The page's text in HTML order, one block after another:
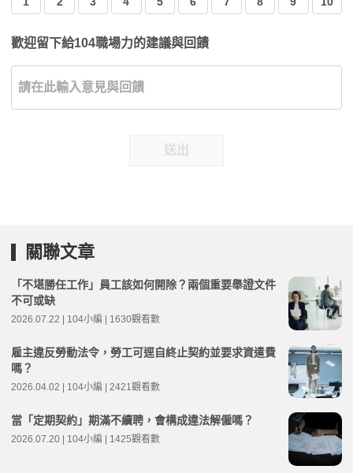
歡迎留下給104職場力的建議與回饋
送出
關聯文章
「不堪勝任工作」員工該如何開除？兩個重要舉證文件
不可或缺
2026.07.22 | 104小編 | 1630觀看數
雇主違反勞動法令，勞工可逕自終止契約並要求資遣費
嗎？
2026.04.02 | 104小編 | 2421觀看數
當「定期契約」期滿不續聘，會構成違法解僱嗎？
2026.07.20 | 104小編 | 1425觀看數